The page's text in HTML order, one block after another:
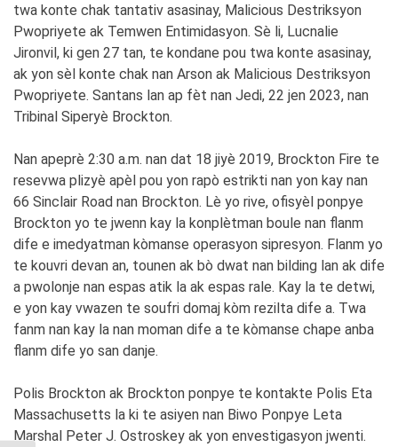
twa konte chak tantativ asasinay, Malicious Destriksyon
Pwopriyete ak Temwen Entimidasyon. Sè li, Lucnalie
Jironvil, ki gen 27 tan, te kondane pou twa konte asasinay,
ak yon sèl konte chak nan Arson ak Malicious Destriksyon
Pwopriyete. Santans lan ap fèt nan Jedi, 22 jen 2023, nan
Tribinal Siperyè Brockton.
Nan apeprè 2:30 a.m. nan dat 18 jiyè 2019, Brockton Fire te
resevwa plizyè apèl pou yon rapò estrikti nan yon kay nan
66 Sinclair Road nan Brockton. Lè yo rive, ofisyèl ponpye
Brockton yo te jwenn kay la konplètman boule nan flanm
dife e imedyatman kòmanse operasyon sipresyon. Flanm yo
te kouvri devan an, tounen ak bò dwat nan bilding lan ak dife
a pwolonje nan espas atik la ak espas rale. Kay la te detwi,
e yon kay vwazen te soufri domaj kòm rezilta dife a. Twa
fanm nan kay la nan moman dife a te kòmanse chape anba
flanm dife yo san danje.
Polis Brockton ak Brockton ponpye te kontakte Polis Eta
Massachusetts la ki te asiyen nan Biwo Ponpye Leta
Marshal Peter J. Ostroskey ak yon envestigasyon jwenti.